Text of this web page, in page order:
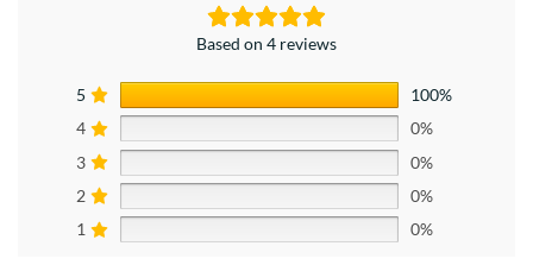
Based on 4 reviews
5
100%
4
0%
3
0%
2
0%
1
0%